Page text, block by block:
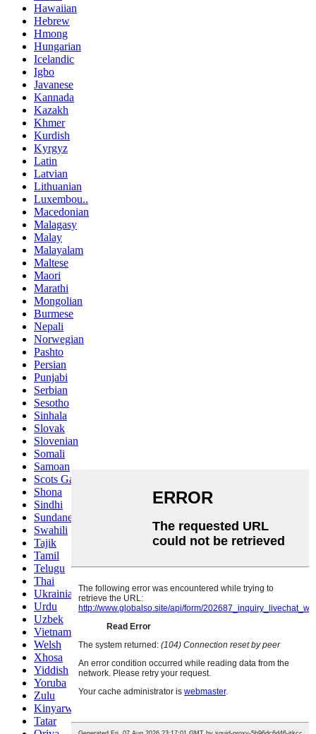
Hawaiian
Hebrew
Hmong
Hungarian
Icelandic
Igbo
Javanese
Kannada
Kazakh
Khmer
Kurdish
Kyrgyz
Latin
Latvian
Lithuanian
Luxembou..
Macedonian
Malagasy
Malay
Malayalam
Maltese
Maori
Marathi
Mongolian
Burmese
Nepali
Norwegian
Pashto
Persian
Punjabi
Serbian
Sesotho
Sinhala
Slovak
Slovenian
Somali
Samoan
Scots Gaelic
Shona
Sindhi
Sundanese
Swahili
Tajik
Tamil
Telugu
Thai
Ukrainian
Urdu
Uzbek
Vietnamese
Welsh
Xhosa
Yiddish
Yoruba
Zulu
Kinyarwanda
Tatar